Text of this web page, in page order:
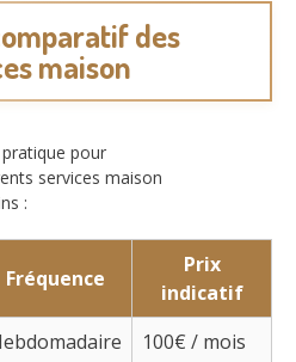
des
maison
pour
services maison
:
Fréquence
Prix
indicatif
100€ / mois